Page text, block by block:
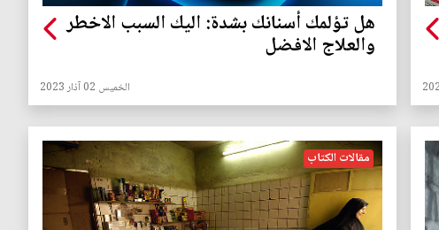
هل تؤلمك أسنانك بشدة: اليك السبب الاخطر
والعلاج الافضل
الخميس 02 آذار 2023
مقالات الكتاب